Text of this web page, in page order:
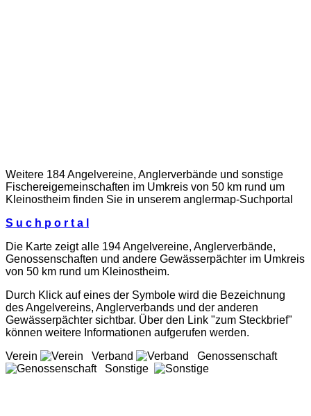
Weitere 184 Angelvereine, Anglerverbände und sonstige
Fischereigemeinschaften im Umkreis von 50 km rund um
Kleinostheim finden Sie in unserem anglermap-Suchportal
S u c h p o r t a l
Die Karte zeigt alle 194 Angelvereine, Anglerverbände,
Genossenschaften und andere Gewässerpächter im Umkreis
von 50 km rund um Kleinostheim.
Durch Klick auf eines der Symbole wird die Bezeichnung
des Angelvereins, Anglerverbands und der anderen
Gewässerpächter sichtbar. Über den Link "zum Steckbrief"
können weitere Informationen aufgerufen werden.
Verein
Verband
Genossenschaft
Sonstige